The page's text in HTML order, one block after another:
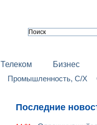
Телеком Бизнес
Промышленность, С/Х
Последние